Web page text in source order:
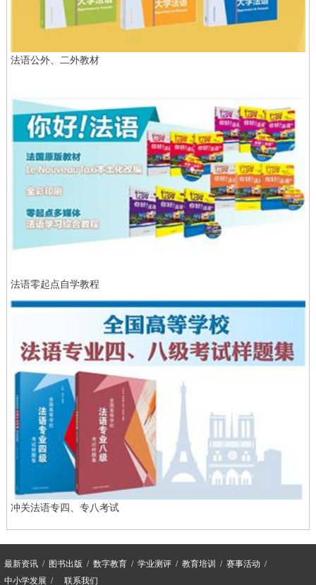
法语公外、二外教材
法语零起点自学教程
冲关法语专四、专八考试
最新资讯 图书出版 数字教育 学业测评 教育培训
赛事活动
中小学发展
联系我们